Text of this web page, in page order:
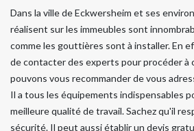
Dans la ville de Eckwersheim et ses
réalisent sur les immeubles sont
comme les gouttières sont à installer. En
de contacter des experts pour procéder à
pouvons vous recommander de vous
Il a tous les équipements indispensables
meilleure qualité de travail. Sachez qu'il
sécurité. Il peut aussi établir un devis